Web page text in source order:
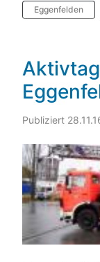
Eggenfelden
Publiziert